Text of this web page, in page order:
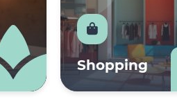
Shopping